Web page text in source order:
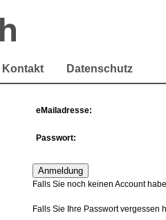
Kontakt Datenschutz
eMailadresse:
Passwort:
Falls Sie noch keinen Account
Falls Sie Ihre Passwort vergessen